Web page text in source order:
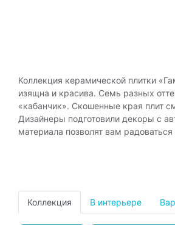
Коллекция керамической плитки
изящна и красива. Семь разных
«кабанчик». Скошенные края плит
Дизайнеры подготовили декоры с
материала позволят вам
Коллекция В интерьере